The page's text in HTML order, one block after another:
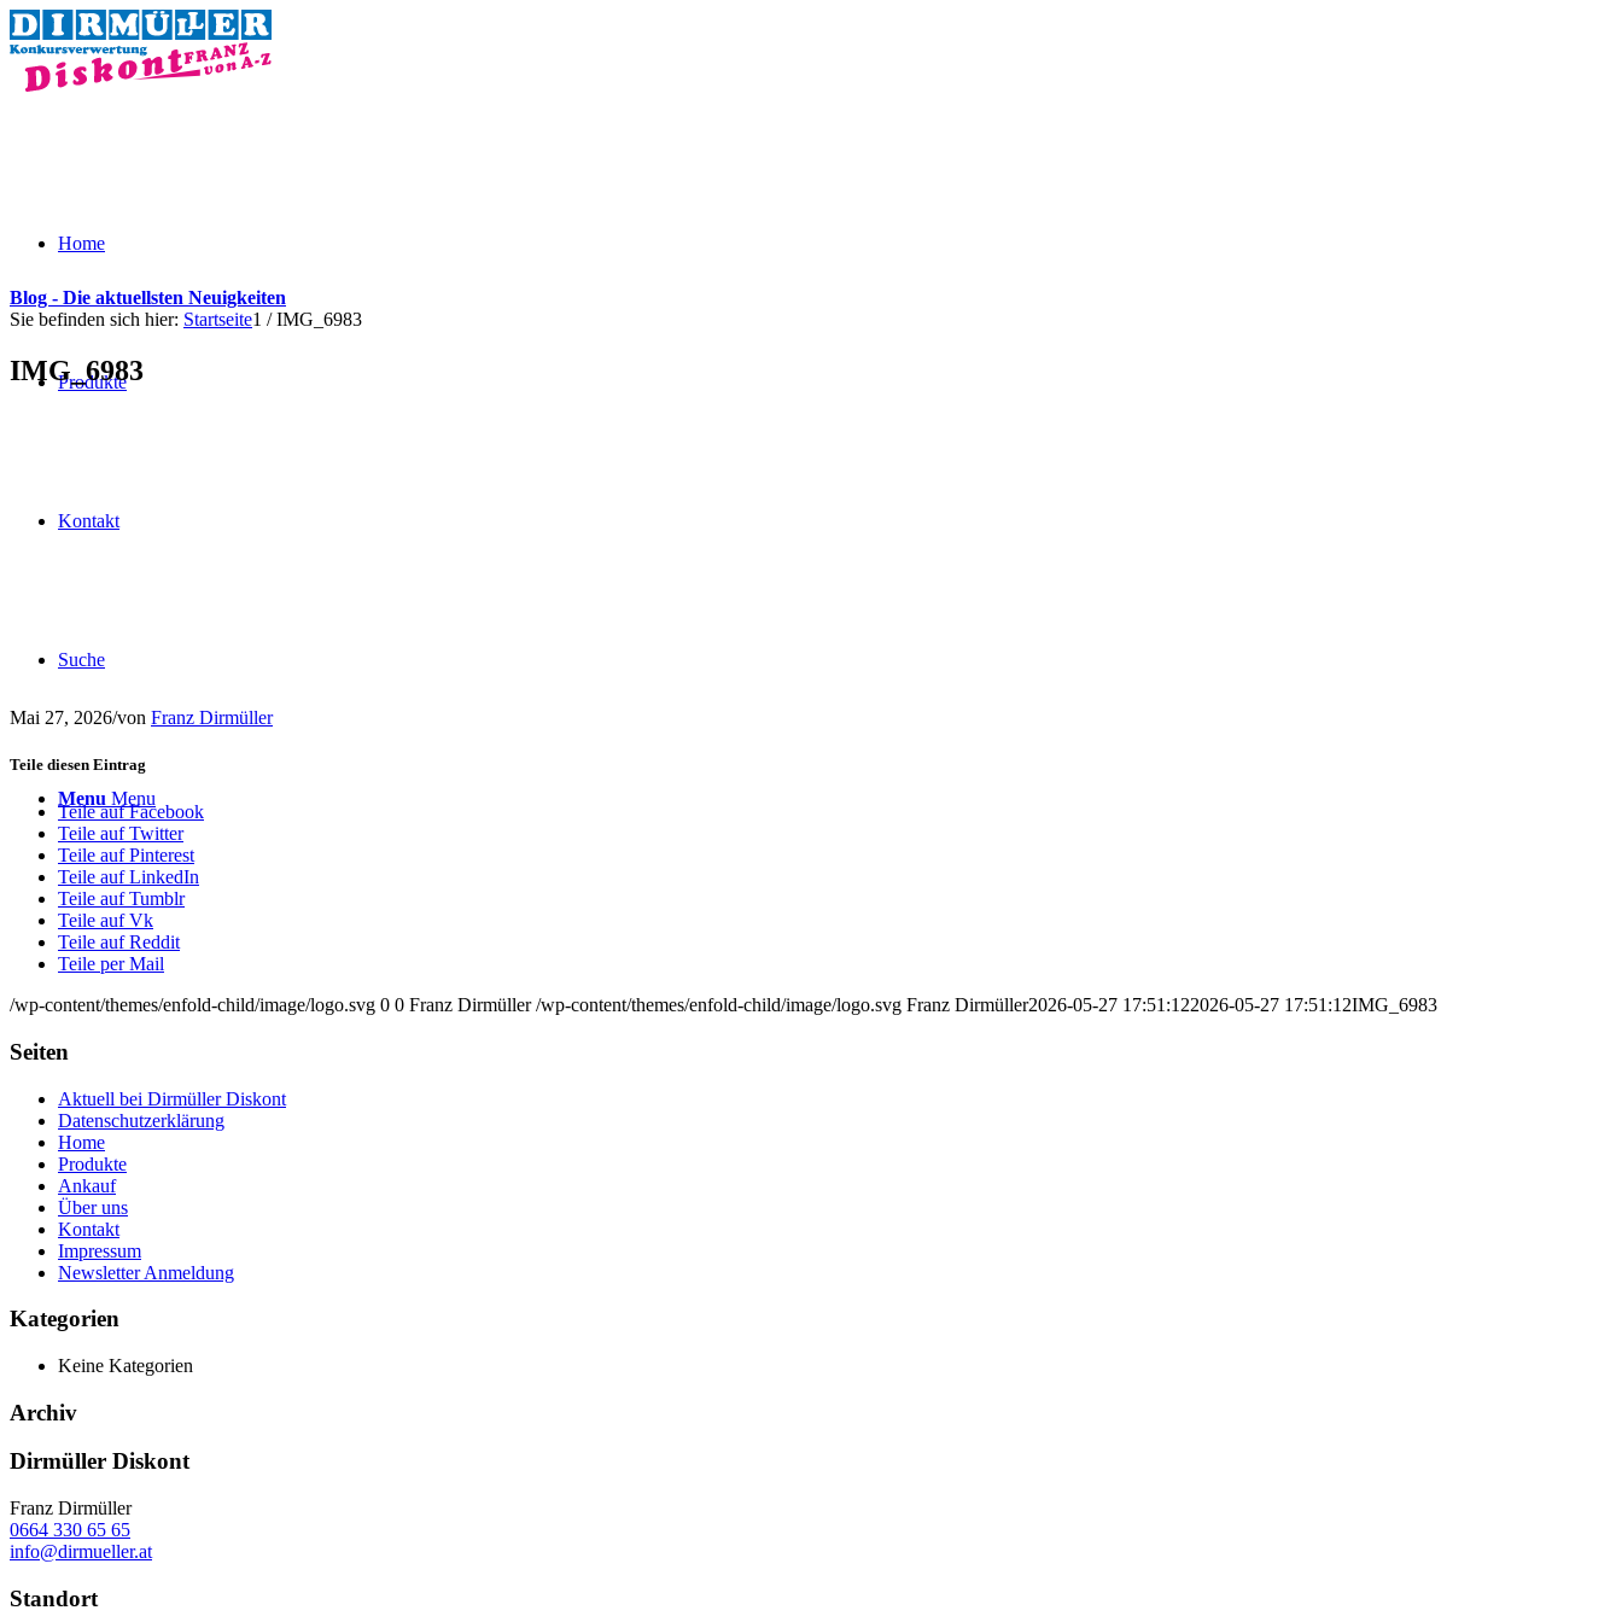
Home
Produkte
Kontakt
Suche
Menu Menu
Blog - Die aktuellsten Neuigkeiten
Sie befinden sich hier: Startseite1 / IMG_6983
IMG_6983
Mai 27, 2026/von Franz Dirmüller
Teile diesen Eintrag
Teile auf Facebook
Teile auf Twitter
Teile auf Pinterest
Teile auf LinkedIn
Teile auf Tumblr
Teile auf Vk
Teile auf Reddit
Teile per Mail
/wp-content/themes/enfold-child/image/logo.svg 0 0 Franz Dirmüller /wp-content/themes/enfold-child/image/logo.svg Franz Dirmüller2026-05-27 17:51:122026-05-27 17:51:12IMG_6983
Seiten
Aktuell bei Dirmüller Diskont
Datenschutzerklärung
Home
Produkte
Ankauf
Über uns
Kontakt
Impressum
Newsletter Anmeldung
Kategorien
Keine Kategorien
Archiv
Dirmüller Diskont
Franz Dirmüller
0664 330 65 65
info@dirmueller.at
Standort